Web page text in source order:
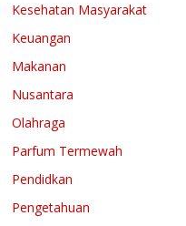
Kesehatan Masyarakat
Keuangan
Makanan
Nusantara
Olahraga
Parfum Termewah
Pendidkan
Pengetahuan